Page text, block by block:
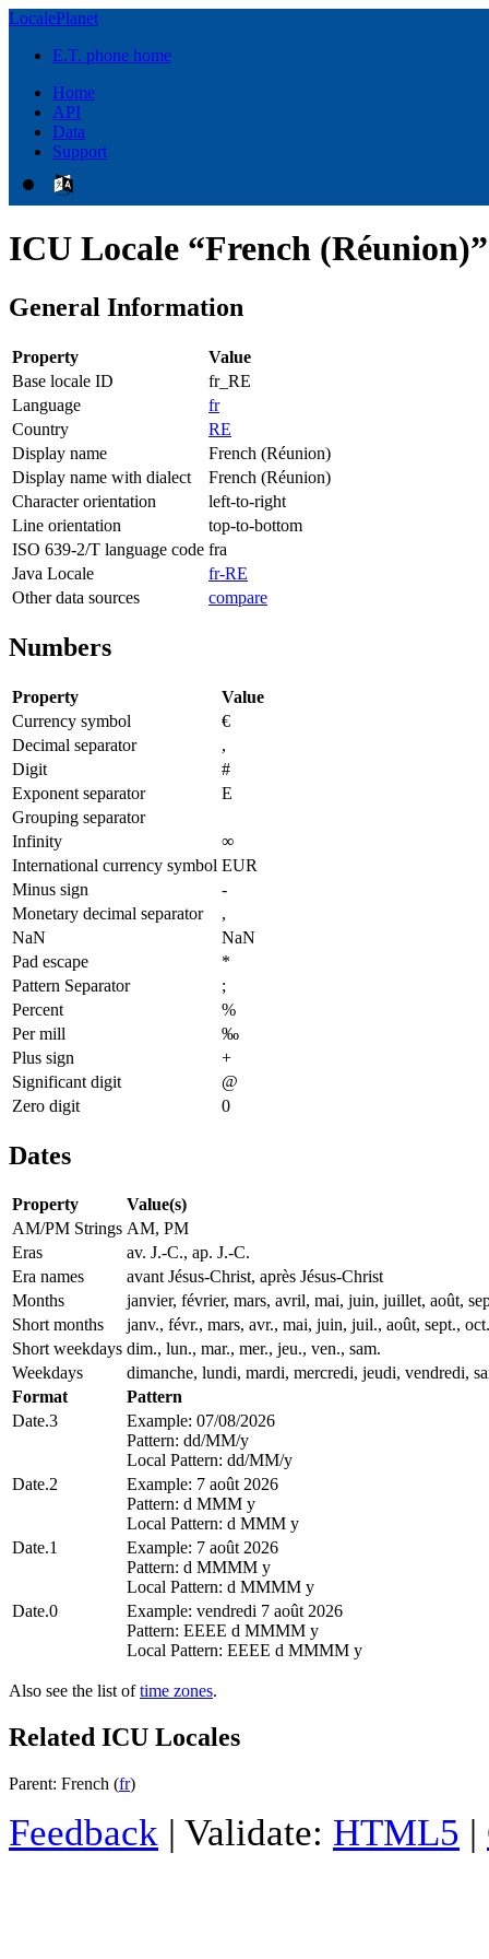
LocalePlanet
E.T. phone home
Home
API
Data
Support
ICU Locale “French
General Information
Property
Value
Base locale ID
fr_RE
Language
fr
Country
RE
Display name
French (Réunion)
Display name with dialect
French (Réunion)
Character orientation
left-to-right
Line orientation
top-to-bottom
ISO 639-2/T language code fra
Java Locale
fr-RE
Other data sources
compare
Numbers
Property
Value
Currency symbol
€
Decimal separator
,
Digit
#
Exponent separator
E
Grouping separator
Infinity
∞
International currency symbol EUR
Minus sign
-
Monetary decimal separator
,
NaN
NaN
Pad escape
*
Pattern Separator
;
Percent
%
Per mill
‰
Plus sign
+
Significant digit
@
Zero digit
0
Dates
Property
Value(s)
AM/PM Strings AM, PM
Eras
av. J.-C., ap. J.-C.
Era names
avant Jésus-Christ, après Jésus-Christ
Months
janvier, février, mars, avril, mai, juin, juillet, août,
Short months
janv., févr., mars, avr., mai, juin, juil., août, sept.,
Short weekdays dim., lun., mar., mer., jeu., ven., sam.
Weekdays
dimanche, lundi, mardi, mercredi, jeudi, vendredi,
Format
Pattern
Date.3
Example: 07/08/2026
Pattern: dd/MM/y
Local Pattern: dd/MM/y
Date.2
Example: 7 août 2026
Pattern: d MMM y
Local Pattern: d MMM y
Date.1
Example: 7 août 2026
Pattern: d MMMM y
Local Pattern: d MMMM y
Date.0
Example: vendredi 7 août 2026
Pattern: EEEE d MMMM y
Local Pattern: EEEE d MMMM y
Also see the list oftime zones.
Related ICU Locales
Parent: French (fr)
Feedback | Validate: HTML5 |